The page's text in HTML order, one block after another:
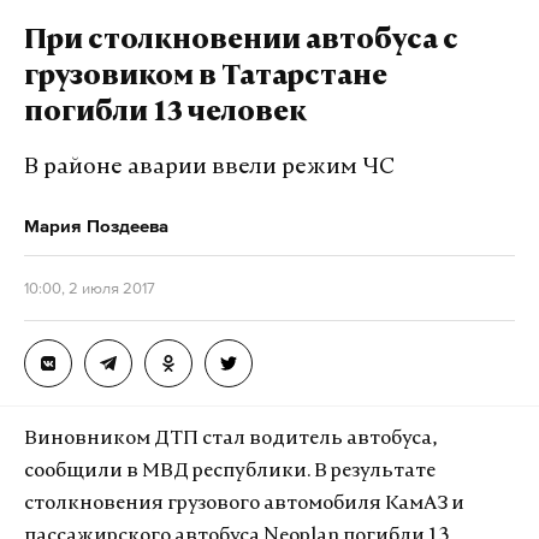
повышения читаемости издания.
Фото: © GLOBAL LOOK press/
Уверен, что их реализация будет с одобрением
воспринята тысячами жителей Чечни, которых
коснулась данная проблема», — сообщил Кадыров.
Подпишитесь на Daily Storm в
Дзен
При столкновении автобуса с
грузовиком в Татарстане
погибли 13 человек
В районе аварии ввели режим ЧС
Мария Поздеева
10:00, 2 июля 2017
Виновником ДТП стал водитель автобуса,
сообщили в МВД республики. В результате
столкновения грузового автомобиля КамАЗ и